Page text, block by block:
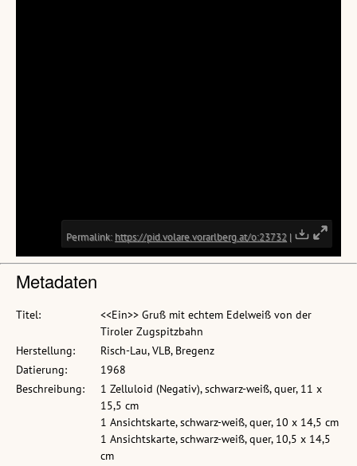
Metadaten
Titel:
<<Ein>> Gruß mit echtem Edelweiß von der
Tiroler Zugspitzbahn
Herstellung:
Risch-Lau, VLB, Bregenz
Datierung:
1968
Beschreibung:
1 Zelluloid (Negativ), schwarz-weiß, quer, 11 x
15,5 cm
1 Ansichtskarte, schwarz-weiß, quer, 10 x 14,5 cm
1 Ansichtskarte, schwarz-weiß, quer, 10,5 x 14,5
cm